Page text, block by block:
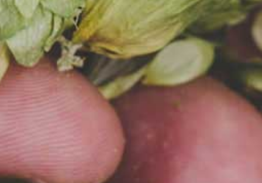
Kolejny raz w tym roku
odwiedziliśmy Kraków. Tym
razem wystawialiśmy się na
Beerweek Inside...